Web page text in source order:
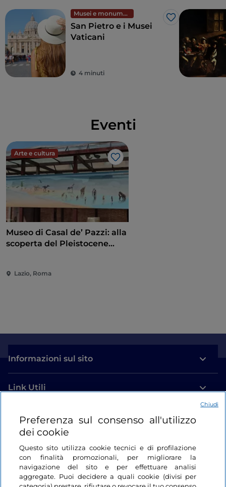
Musei e monumenti
Like
San Pietro e i Musei
Vaticani
4 minuti
Eventi
Arte e cultura
Like
Museo di Casal de’ Pazzi: alla
scoperta del Pleistocene
Lazio, Roma
Informazioni sul sito
Link Utili
Login
Restiamo in contatto
Preferenza sul consenso all'utilizzo
dei cookie
Questo sito utilizza cookie tecnici e di profilazione
con finalità promozionali, per migliorare la
navigazione del sito e per effettuare analisi
aggregate. Puoi decidere a quali cookie (divisi per
Chiudi